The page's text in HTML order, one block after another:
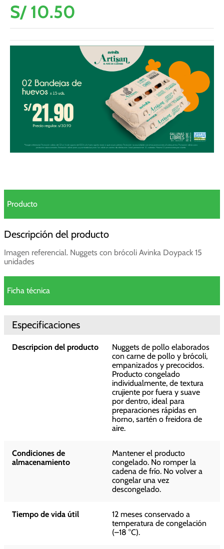
S/ 10.50
Producto
Descripción del producto
Imagen referencial. Nuggets con brócoli Avinka Doypack 15
unidades
Ficha técnica
Especificaciones
Descripcion del producto
Nuggets de pollo elaborados
con carne de pollo y brócoli,
empanizados y precocidos.
Producto congelado
individualmente, de textura
crujiente por fuera y suave
por dentro, ideal para
preparaciones rápidas en
horno, sartén o freidora de
aire.
Condiciones de
almacenamiento
Mantener el producto
congelado. No romper la
cadena de frío. No volver a
congelar una vez
descongelado.
Tiempo de vida útil
12 meses conservado a
temperatura de congelación
(–18 °C).